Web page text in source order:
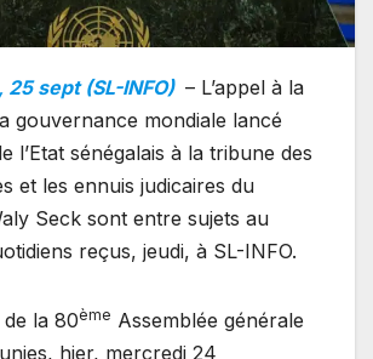
25 sept (SL-INFO) – L’appel à la
gouvernance mondiale lancé
l’Etat sénégalais à la tribune des
et les ennuis judicaires du
Seck sont entre sujets au
reçus, jeudi, à SL-INFO.
de la 80ème Assemblée générale
hier, mercredi 24